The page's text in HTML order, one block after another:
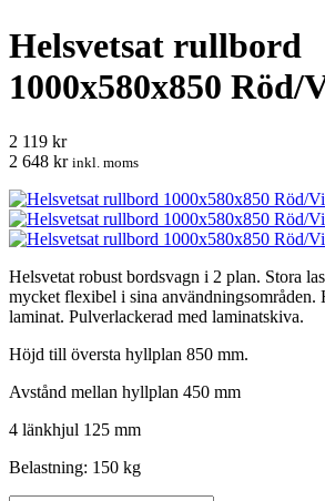
Helsvetsat rullbord
1000x580x850 Röd/
2 119 kr
2 648 kr inkl. moms
Helsvetat robust bordsvagn i 2 plan. Stora
mycket flexibel i sina
laminat. Pulverlackerad med laminatskiva.
Höjd till översta hyllplan 850 mm.
Avstånd mellan hyllplan 450 mm
4 länkhjul 125 mm
Belastning: 150 kg